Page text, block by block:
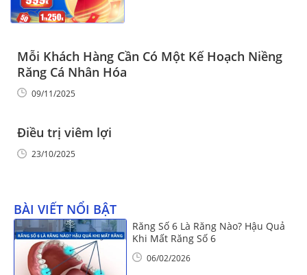
Mỗi Khách Hàng Cần Có Một Kế Hoạch Niềng
Răng Cá Nhân Hóa
09/11/2025
Điều trị viêm lợi
23/10/2025
BÀI VIẾT NỔI BẬT
Răng Số 6 Là Răng Nào? Hậu Quả
Khi Mất Răng Số 6
06/02/2026